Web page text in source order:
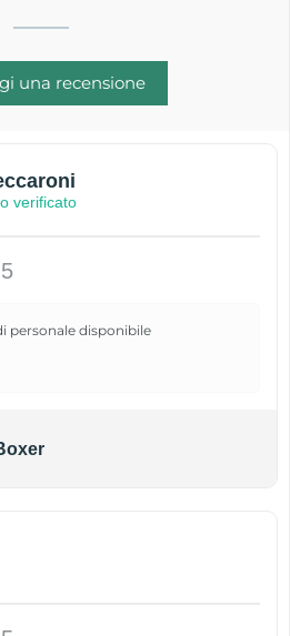
una recensione
verificato
personale disponibile